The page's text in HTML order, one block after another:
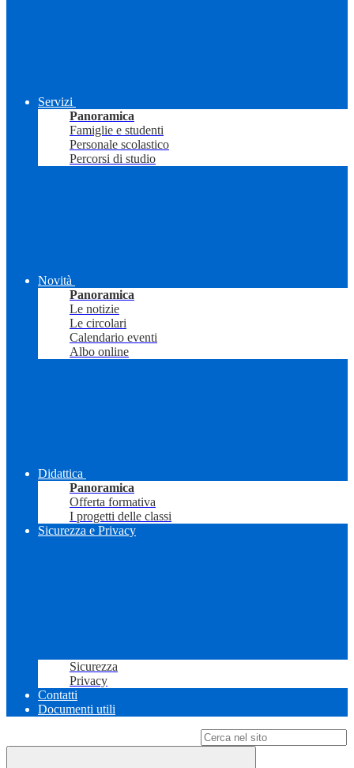
Servizi
Panoramica
Famiglie e studenti
Personale scolastico
Percorsi di studio
Novità
Panoramica
Le notizie
Le circolari
Calendario eventi
Albo online
Didattica
Panoramica
Offerta formativa
I progetti delle classi
Sicurezza e Privacy
Sicurezza
Privacy
Contatti
Documenti utili